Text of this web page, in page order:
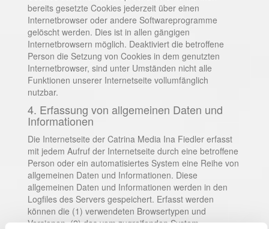
bereits gesetzte Cookies jederzeit über einen
Internetbrowser oder andere Softwareprogramme
gelöscht werden. Dies ist in allen gängigen
Internetbrowsern möglich. Deaktiviert die betroffene
Person die Setzung von Cookies in dem genutzten
Internetbrowser, sind unter Umständen nicht alle
Funktionen unserer Internetseite vollumfänglich
nutzbar.
4. Erfassung von allgemeinen Daten und
Informationen
Die Internetseite der Catrina Media Ina Fiedler erfasst
mit jedem Aufruf der Internetseite durch eine betroffene
Person oder ein automatisiertes System eine Reihe von
allgemeinen Daten und Informationen. Diese
allgemeinen Daten und Informationen werden in den
Logfiles des Servers gespeichert. Erfasst werden
können die (1) verwendeten Browsertypen und
Versionen, (2) das vom zugreifenden System